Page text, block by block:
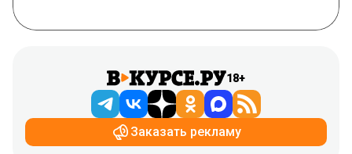
18+
Заказать рекламу